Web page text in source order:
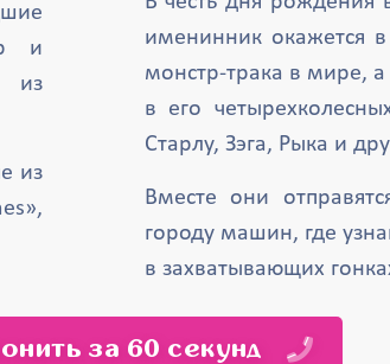
и
из
из
именинник окажется
монстр-трака в мире, а
в его
Старлу, Зэга, Рыка и
Вместе они
городу машин, где
в захватывающих
за 60 секунд